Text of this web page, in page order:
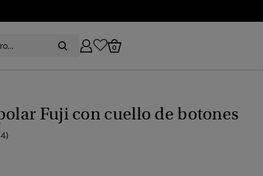
0
Fuji con cuello de botones